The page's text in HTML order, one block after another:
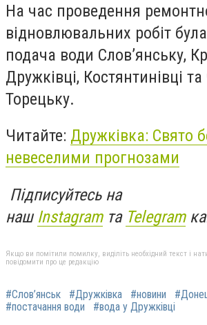
На час проведення
відновлювальних робіт
подача води Слов’янську,
Дружківці, Костянтинівці
Торецьку.
Читайте: Дружківка: Свято
невеселими прогнозами
Підписуйтесь на
наш Instagramта Telegram
Якщо ви помітили помилку, виділіть необхідний текст і
повідомити про це редакцію
#Слов’янськ #Дружківка #новини
#постачання води
#вода у Дружківці